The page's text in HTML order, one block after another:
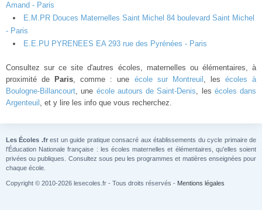
Amand - Paris
E.M.PR Douces Maternelles Saint Michel 84 boulevard Saint Michel
- Paris
E.E.PU PYRENEES EA 293 rue des Pyrénées - Paris
Consultez sur ce site d'autres écoles, maternelles ou élémentaires, à
proximité de
Paris, comme : une école sur Montreuil , les écoles à
Boulogne-Billancourt, une école autours de Saint-Denis, les écoles dans
Argenteuil , et y lire les info que vous recherchez.
Les Écoles .frest un guide pratique consacré aux établissements du cycle primaire de
l'Éducation Nationale française : les écoles maternelles et élémentaires, qu'elles soient
privées ou publiques. Consultez sous peu les programmes et matières enseignées pour
chaque école.
Copyright © 2010-2026 lesecoles.fr - Tous droits réservés - Mentions légales